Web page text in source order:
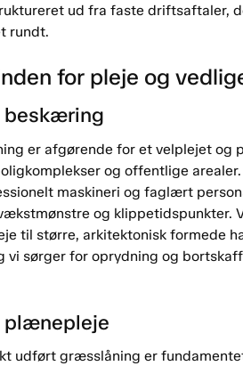
ud fra faste driftsaftaler,
rundt.
for pleje og
er afgørende for et velplejet og
og offentlige
maskineri og faglært
og klippetidspunkter.
til større, arkitektonisk formede
sørger for oprydning og
plænepleje
udført græsslåning er